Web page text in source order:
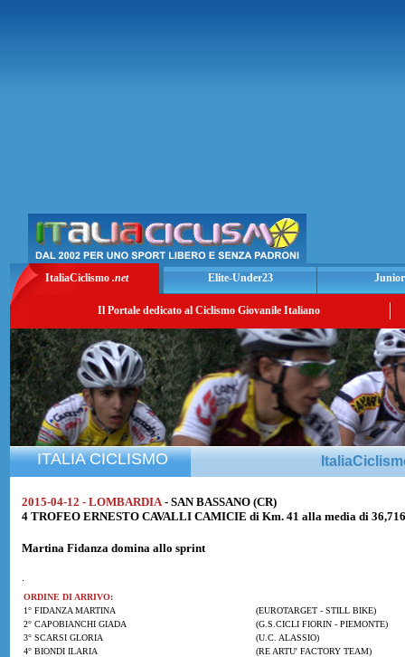
ItaliaCiclismo .net Elite-Under23
Il Portale dedicato al Ciclismo Giovanile Italiano
ITALIA CICLISMO
2015-04-12 - LOMBARDIA - SAN BASSANO (CR)
4 TROFEO ERNESTO CAVALLI CAMICIE di Km. 41 alla media di
Martina Fidanza domina allo sprint
.
ORDINE DI ARRIVO:
1° FIDANZA MARTINA
(EUROTARGET - STILL BIKE)
2° CAPOBIANCHI GIADA
(G.S.CICLI FIORIN - PIEMONTE)
3° SCARSI GLORIA
(U.C. ALASSIO)
4° BIONDI ILARIA
(RE ARTU' FACTORY TEAM)